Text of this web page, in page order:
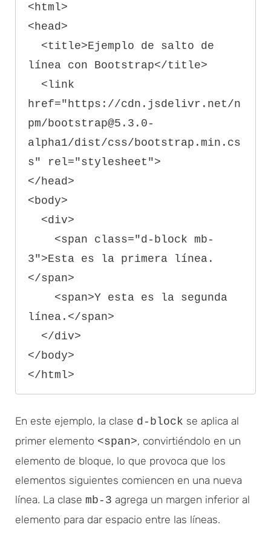
<html>
<head>
línea con Bootstrap</title>
href="https://cdn.jsdelivr.net/n
pm/bootstrap@5.3.0-
alpha1/dist/css/bootstrap.min.cs
s" rel="stylesheet">
</head>
<body>
3">Esta es la primera línea.
</span>
línea.</span>
</body>
En este ejemplo, la clase d-block se aplica al
primer elemento <span>, convirtiéndolo en un
elemento de bloque, lo que provoca que los
elementos siguientes comiencen en una nueva
línea. La clase mb-3 agrega un margen inferior al
elemento para dar espacio entre las líneas.